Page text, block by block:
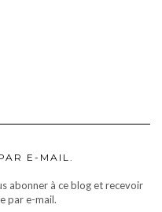
E-MAIL.
abonner à ce blog et recevoir
par e-mail.